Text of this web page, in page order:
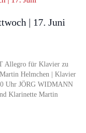
| 17. Juni
Allegro für Klavier zu
Helmchen | Klavier
Uhr JÖRG WIDMANN
Klarinette Martin